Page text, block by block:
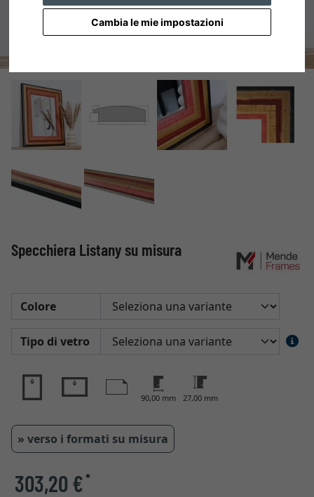
Cambia le mie impostazioni
Specchiera Listany su misura
Colore
Tipo di vetro
90,00 mm 27,00 mm
» verso i formati su misura
303,20 €*